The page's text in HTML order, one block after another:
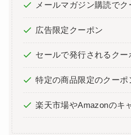
メールマガジン購読でク
広告限定クーポン
セールで発行されるクー
特定の商品限定のクーポ
楽天市場やAmazonのキ